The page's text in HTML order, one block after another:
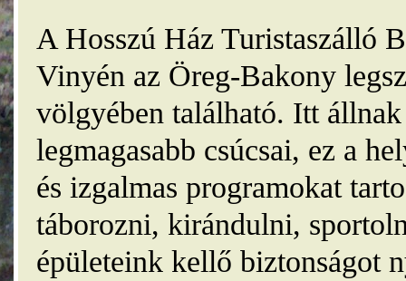
A Hosszú Ház Turistaszálló
Vinyén az Öreg-Bakony
völgyében található. Itt
legmagasabb csúcsai, ez a
és izgalmas programokat
táborozni, kirándulni,
épületeink kellő biztonságot